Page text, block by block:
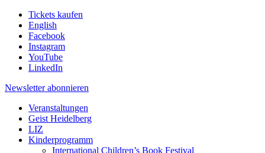
Tickets kaufen
English
Facebook
Instagram
YouTube
LinkedIn
Newsletter abonnieren
Veranstaltungen
Geist Heidelberg
LIZ
Kinderprogramm
International Children’s Book Festival